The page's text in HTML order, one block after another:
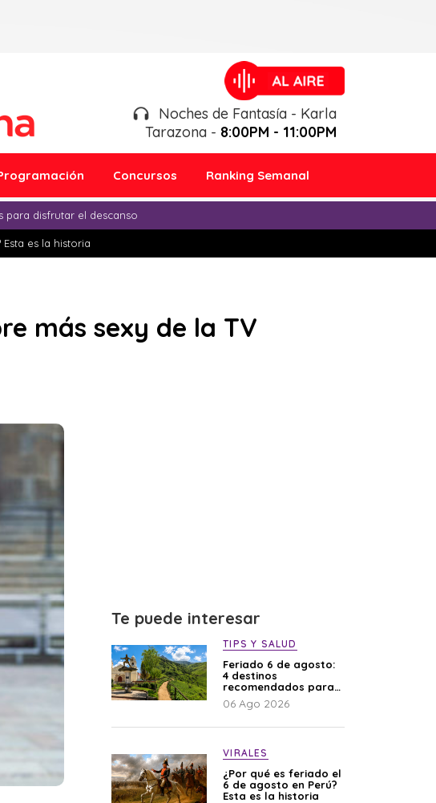
Noches de Fantasía - Karla
Tarazona - 8:00PM - 11:00PM
Concursos Ranking Semanal
para disfrutar el descanso
es la historia
más sexy de la TV
Te puede interesar
TIPS Y SALUD
Feriado 6 de agosto:
4 destinos
recomendados para
disfrutar el descanso
06 Ago 2026
VIRALES
¿Por qué es feriado el
6 de agosto en Perú?
Esta es la historia